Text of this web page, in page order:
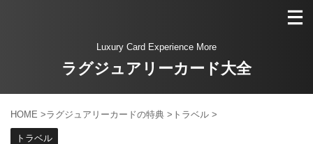
Luxury Card Experience More
ラグジュアリーカード大全
HOME >ラグジュアリーカードの特典 > トラベル >
トラベル